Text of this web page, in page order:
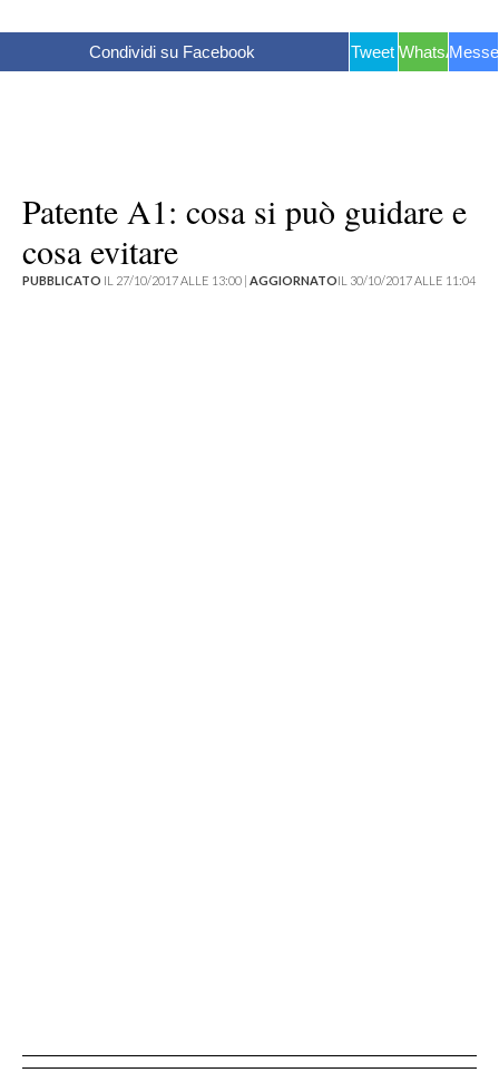
Condividi su Facebook Tweet WhatsApp
Patente A1: cosa si può guidare e
cosa evitare
PUBBLICATO IL 27/10/2017 ALLE 13:00 | AGGIORNATOIL 30/10/2017 ALLE 11:04